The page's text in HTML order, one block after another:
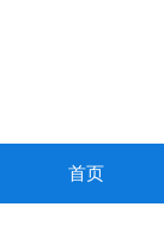
首页